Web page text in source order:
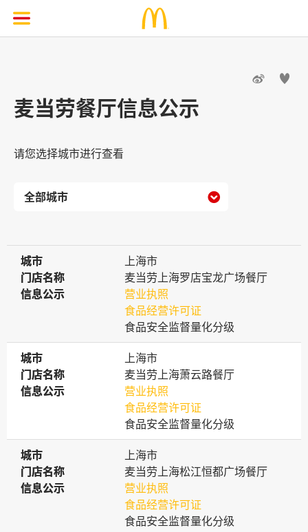
 
麦当劳餐厅信息公示
请您选择城市进行查看

城市
城市
上海市
门店名称
门店名称
麦当劳上海罗店宝龙广场餐厅
信息公示
信息公示
营业执照
食品经营许可证
食品安全监督量化分级
城市
城市
上海市
门店名称
门店名称
麦当劳上海萧云路餐厅
信息公示
信息公示
营业执照
食品经营许可证
食品安全监督量化分级
城市
城市
上海市
门店名称
门店名称
麦当劳上海松江恒都广场餐厅
信息公示
信息公示
营业执照
食品经营许可证
食品安全监督量化分级